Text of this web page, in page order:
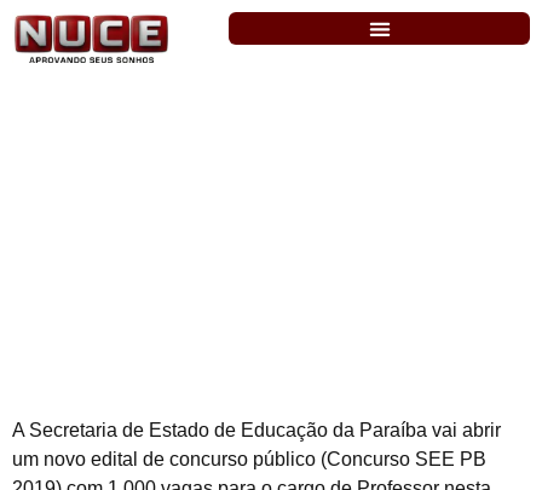
A Secretaria de Estado de Educação da Paraíba vai abrir
um novo edital de concurso público (Concurso SEE PB